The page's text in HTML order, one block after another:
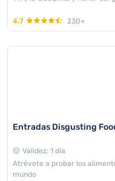
4.7 230+
Entradas Disgusting
Validez: 1 día
Atrévete a probar los
mundo